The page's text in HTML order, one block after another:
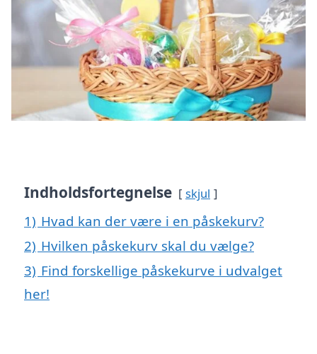
Indholdsfortegnelse skjul
1) Hvad kan der være i en påskekurv?
2) Hvilken påskekurv skal du vælge?
3) Find forskellige påskekurve i udvalget
her!